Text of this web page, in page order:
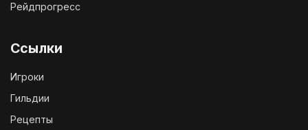
Рейдпрогресс
Ссылки
Игроки
Гильдии
Рецепты